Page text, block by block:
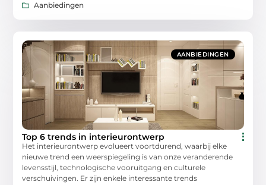
Aanbiedingen
AANBIEDINGEN
Top 6 trends in interieurontwerp
Het interieurontwerp evolueert voortdurend, waarbij elke
nieuwe trend een weerspiegeling is van onze veranderende
levensstijl, technologische vooruitgang en culturele
verschuivingen. Er zijn enkele interessante trends